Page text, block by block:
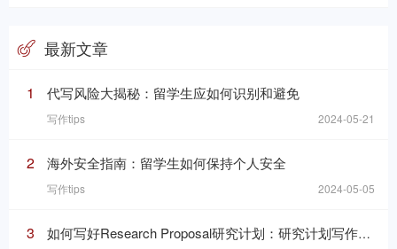
最新文章
1 代写风险大揭秘：留学生应如何识别和避免
写作tips 2024-05-21
2 海外安全指南：留学生如何保持个人安全
写作tips 2024-05-05
3 如何写好Research Proposal研究计划：研究计划写作的七个要素